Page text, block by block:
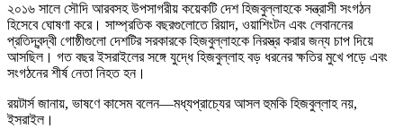
২০১৬ সালে সৌদি আরবসহ উপসাগরীয় কয়েকটি দেশ হিজবুল্লাহকে সন্ত্রাসী সংগঠন
হিসেবে ঘোষণা করে। সাম্প্রতিক বছরগুলোতে রিয়াদ, ওয়াশিংটন এবং লেবাননের
প্রতিদ্বন্দ্বী গোষ্ঠীগুলো দেশটির সরকারকে হিজবুল্লাহকে নিরস্ত্র করার জন্য চাপ দিয়ে
আসছিল। গত বছর ইসরাইলের সঙ্গে যুদ্ধে হিজবুল্লাহ বড় ধরনের ক্ষতির মুখে পড়ে এবং
সংগঠনের শীর্ষ নেতা নিহত হন।
রয়টার্স জানায়, ভাষণে কাসেম বলেন—মধ্যপ্রাচ্যের আসল হুমকি হিজবুল্লাহ নয়,
ইসরাইল।